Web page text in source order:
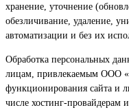
хранение, уточнение
обезличивание, удаление,
автоматизации и без их
Обработка персональных
лицам, привлекаемым ООО
функционирования сайта и
числе хостинг-провайдерам